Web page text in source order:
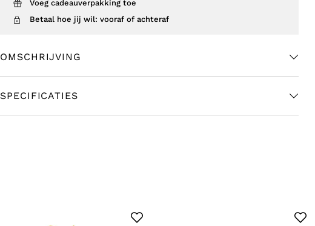
Voeg cadeauverpakking toe
Betaal hoe jij wil: vooraf of achteraf
OMSCHRIJVING
SPECIFICATIES